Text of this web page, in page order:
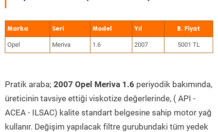
Marka Seri Model Yıl
Opel Meriva 1.6 2007 5001 TL
Pratik araba; 2007 Opel Meriva 1.6 periyodik bakımında,
üreticinin tavsiye ettiği viskotize değerlerinde, ( API -
ACEA - ILSAC) kalite standart belgesine sahip motor yağ
kullanır. Değişim yapılacak filtre gurubundaki tüm yedek